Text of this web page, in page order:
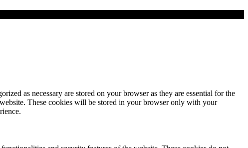
as necessary are stored on your browser as they are essential for the
These cookies will be stored in your browser only with your